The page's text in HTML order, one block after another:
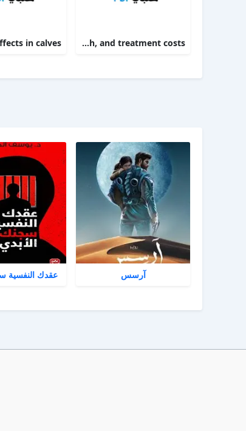
Targeting therapy to minimize antimicrobial use in preweaned calves effects on health, growth, and treatment costs
آرسس عقدك النفسية